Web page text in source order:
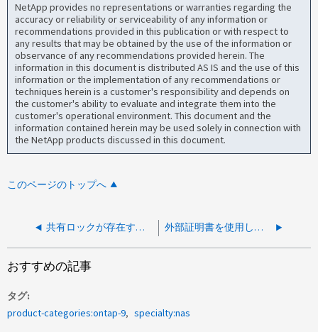
NetApp provides no representations or warranties regarding the
accuracy or reliability or serviceability of any information or
recommendations provided in this publication or with respect to
any results that may be obtained by the use of the information or
observance of any recommendations provided herein. The
information in this document is distributed AS IS and the use of this
information or the implementation of any recommendations or
techniques herein is a customer's responsibility and depends on
the customer's ability to evaluate and integrate them into the
customer's operational environment. This document and the
information contained herein may be used solely in connection with
the NetApp products discussed in this document.
このページのトップへ
共有ロックが存在する場合、権限エラーでフォルダにアクセスできません 外部証明書を使用して s3 バケットストアにアクセスできません
おすすめの記事
タグ
product-categories:ontap-9
specialty:nas